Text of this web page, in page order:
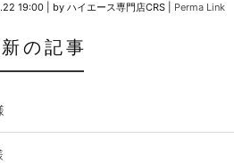
19:00 by ハイエース専門店CRS Perma Link
の記事